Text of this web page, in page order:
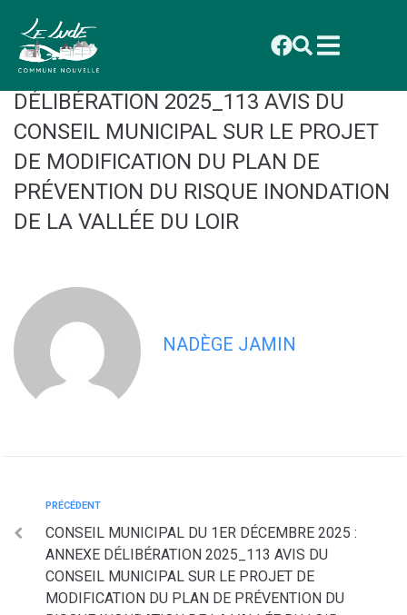
principal
CONSEIL MUNICIPAL DU 1ER
DÉCEMBRE 2025 : ANNEXE
DÉLIBÉRATION 2025_113 AVIS DU
CONSEIL MUNICIPAL SUR LE PROJET
DE MODIFICATION DU PLAN DE
PRÉVENTION DU RISQUE INONDATION
DE LA VALLÉE DU LOIR
NADÈGE JAMIN
PRÉCÉDENT
CONSEIL MUNICIPAL DU 1ER DÉCEMBRE 2025 :
ANNEXE DÉLIBÉRATION 2025_113 AVIS DU
CONSEIL MUNICIPAL SUR LE PROJET DE
MODIFICATION DU PLAN DE PRÉVENTION DU